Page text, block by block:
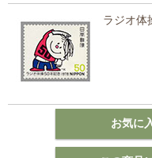
ラジオ体